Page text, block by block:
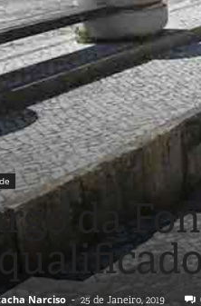
da
Narciso - 25 de Janeiro, 2019